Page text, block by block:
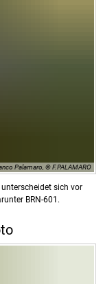
Palamaro, © F.PALAMARO
unterscheidet sich vor
BRN-601.